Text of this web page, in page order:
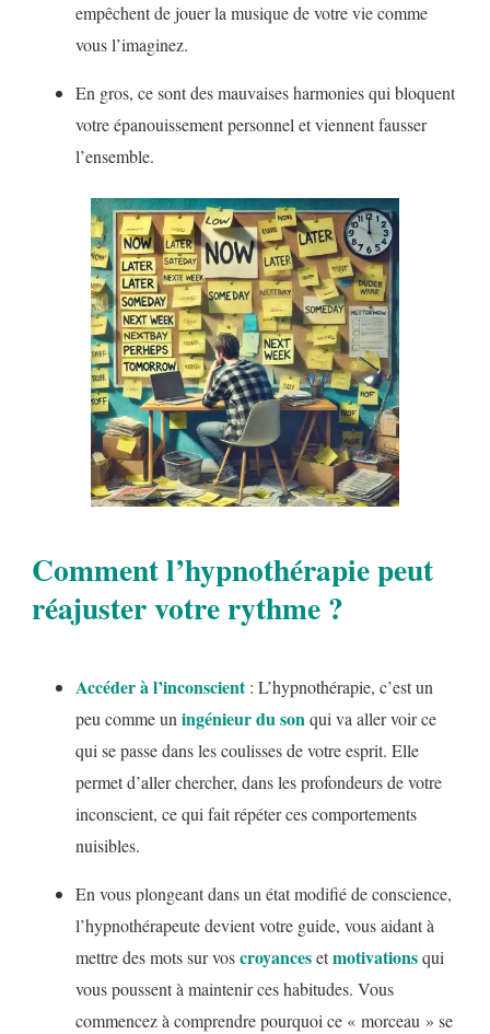
empêchent de jouer la musique de votre vie comme
vous l’imaginez.
En gros, ce sont des mauvaises harmonies qui bloquent
votre épanouissement personnel et viennent fausser
l’ensemble.
Comment l’hypnothérapie peut
réajuster votre rythme ?
Accéder à l’inconscient: L’hypnothérapie, c’est un
peu comme uningénieur du sonqui va aller voir ce
qui se passe dans les coulisses de votre esprit. Elle
permet d’aller chercher, dans les profondeurs de votre
inconscient, ce qui fait répéter ces comportements
nuisibles.
En vous plongeant dans un état modifié de conscience,
l’hypnothérapeute devient votre guide, vous aidant à
mettre des mots sur voscroyancesetmotivationsqui
vous poussent à maintenir ces habitudes. Vous
commencez à comprendre pourquoi ce « morceau » se